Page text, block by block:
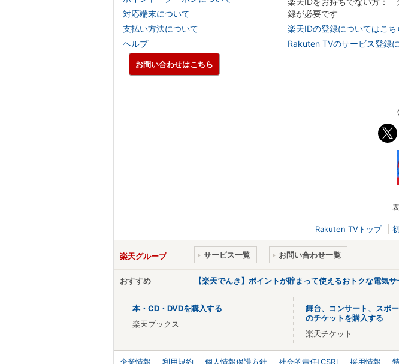
対応端末について
支払い方法について
ヘルプ
録が必要です
楽天IDの登録についてはこち
Rakuten TVのサービス登録
お問い合わせはこちら
Rakuten TVトップ
楽天グループ サービス一覧 お問い合わせ一覧
おすすめ 【楽天でんき】ポイントが貯まって使えるおトクな電気サ
本・CD・DVDを購入する
楽天ブックス
舞台、コンサート、スポ
のチケットを購入する
楽天チケット
企業情報 利用規約 個人情報保護方針 社会的責任[CSR] 採用情報